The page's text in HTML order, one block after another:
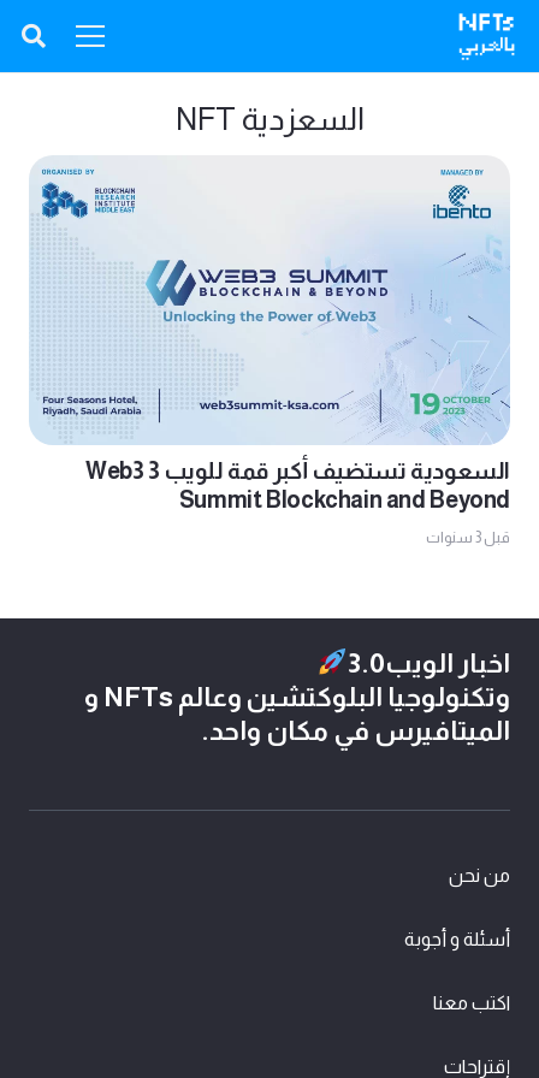
السعزدية NFT
السعودية تستضيف أكبر قمة للويب 3 Web3
Summit Blockchain and Beyond
قبل 3 سنوات
اخبار الويب3.0
وتكنولوجيا البلوكتشين وعالم NFTs و
الميتافيرس في مكان واحد.
من نحن
أسئلة و أجوبة
اكتب معنا
إقتراحات